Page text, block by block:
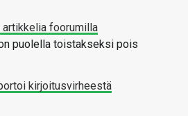
artikkelia foorumilla
puolella toistakseksi pois
kirjoitusvirheestä